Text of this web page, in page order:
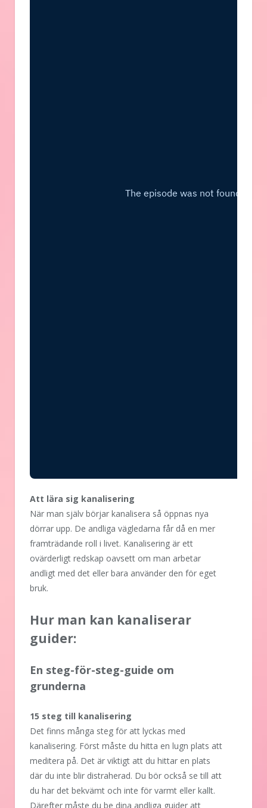
Att lära sig kanalisering
När man själv börjar kanalisera så öppnas nya
dörrar upp. De andliga vägledarna får då en mer
framträdande roll i livet. Kanalisering är ett
ovärderligt redskap oavsett om man arbetar
andligt med det eller bara använder den för eget
bruk.
Hur man kan kanaliserar
guider:
En steg-för-steg-guide om
grunderna
15 steg till kanalisering
Det finns många steg för att lyckas med
kanalisering. Först måste du hitta en lugn plats att
meditera på. Det är viktigt att du hittar en plats
där du inte blir distraherad. Du bör också se till att
du har det bekvämt och inte för varmt eller kallt.
Därefter måste du be dina andliga guider att